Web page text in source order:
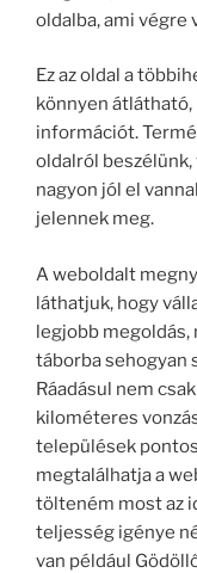
oldalba, ami végre
Ez az oldal a
könnyen átlátható,
információt.
oldalról beszélünk,
nagyon jól el
jelennek meg.
A weboldalt
láthatjuk, hogy
legjobb
táborba sehogyan
Ráadásul nem
kilométeres
települések
megtalálhatja a
tölteném most az
teljesség igénye
van például